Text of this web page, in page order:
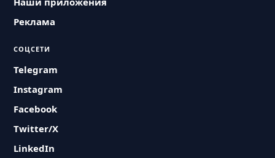
Реклама
СОЦСЕТИ
Telegram
Instagram
Facebook
Twitter/X
LinkedIn